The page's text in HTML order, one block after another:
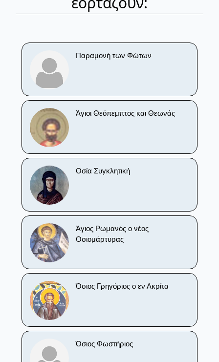
Παραμονή των Φώτων
Άγιοι Θεόπεμπτος και Θεωνάς
Οσία Συγκλητική
Άγιος Ρωμανός ο νέος
Οσιομάρτυρας
Όσιος Γρηγόριος ο εν Ακρίτα
Όσιος Φωστήριος